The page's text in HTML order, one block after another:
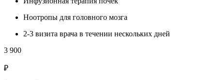
Ноотропы для головного мозга
2-3 визита врача в течении нескольких дней
3 900
₽